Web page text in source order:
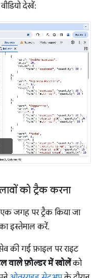
देखें:
को ट्रैक करना
जगह पर ट्रैक किया जा
इस्तेमाल करें.
की गई फ़ाइल पर राइट
वाले फ़ोल्डर में खोलेंको